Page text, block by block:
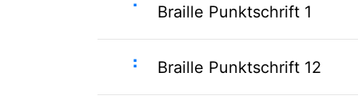
⠁ Braille Punktschrift 1
⠃ Braille Punktschrift 12